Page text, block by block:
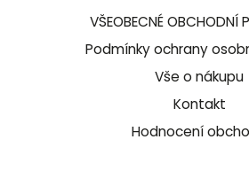
VŠEOBECNÉ OBCHODNÍ
Podmínky ochrany
Vše o nákupu
Kontakt
Hodnocení